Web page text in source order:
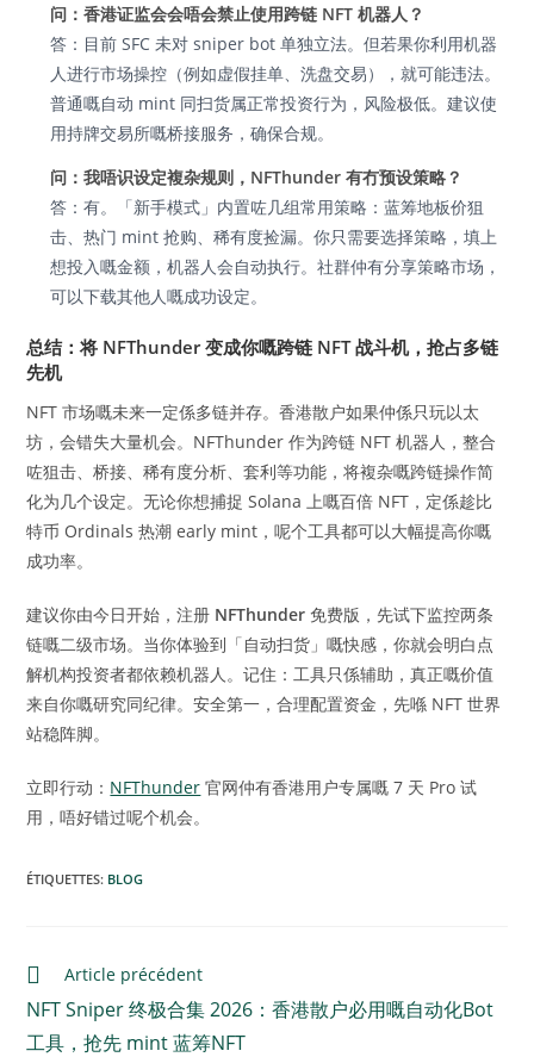
问：香港证监会会唔会禁止使用跨链 NFT 机器人？
答：目前 SFC 未对 sniper bot 单独立法。但若果你利用机器
人进行市场操控（例如虚假挂单、洗盘交易），就可能违法。
普通嘅自动 mint 同扫货属正常投资行为，风险极低。建议使
用持牌交易所嘅桥接服务，确保合规。
问：我唔识设定複杂规则，NFThunder 有冇预设策略？
答：有。「新手模式」内置咗几组常用策略：蓝筹地板价狙
击、热门 mint 抢购、稀有度捡漏。你只需要选择策略，填上
想投入嘅金额，机器人会自动执行。社群仲有分享策略市场，
可以下载其他人嘅成功设定。
总结：将 NFThunder 变成你嘅跨链 NFT 战斗机，抢占多链
先机
NFT 市场嘅未来一定係多链并存。香港散户如果仲係只玩以太
坊，会错失大量机会。NFThunder 作为跨链 NFT 机器人，整合
咗狙击、桥接、稀有度分析、套利等功能，将複杂嘅跨链操作简
化为几个设定。无论你想捕捉 Solana 上嘅百倍 NFT，定係趁比
特币 Ordinals 热潮 early mint，呢个工具都可以大幅提高你嘅
成功率。
建议你由今日开始，注册 NFThunder 免费版，先试下监控两条
链嘅二级市场。当你体验到「自动扫货」嘅快感，你就会明白点
解机构投资者都依赖机器人。记住：工具只係辅助，真正嘅价值
来自你嘅研究同纪律。安全第一，合理配置资金，先喺 NFT 世界
站稳阵脚。
立即行动： NFThunder 官网仲有香港用户专属嘅 7 天 Pro 试
用，唔好错过呢个机会。
ÉTIQUETTES: BLOG
Article précédent
NFT Sniper 终极合集 2026：香港散户必用嘅自动化Bot
工具，抢先 mint 蓝筹NFT